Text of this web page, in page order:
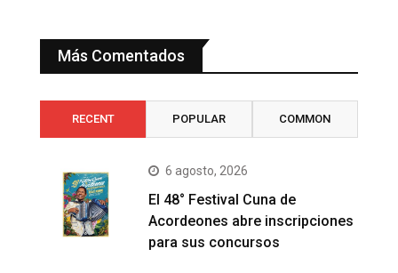
Más Comentados
RECENT POPULAR COMMON
6 agosto, 2026
El 48° Festival Cuna de
Acordeones abre inscripciones
para sus concursos